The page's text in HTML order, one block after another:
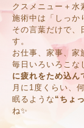
クスメニュー＋水
施術中は「しっ
その言葉だけで、
す。
お仕事、家事、家
毎日いろいろこな
に疲れをため込ん
月に1度くらい、
眠るような “ちょ
ね✨